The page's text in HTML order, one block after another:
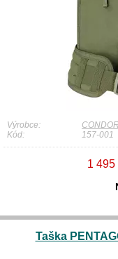
Výrobce:
Kód:
157-001
1 495
Taška